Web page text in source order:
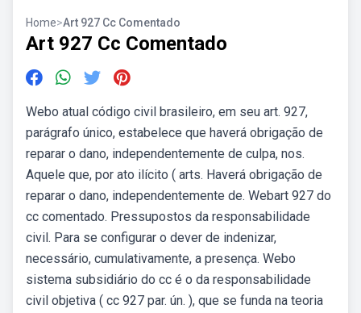
Home>Art 927 Cc Comentado
Art 927 Cc Comentado
Webo atual código civil brasileiro, em seu art. 927,
parágrafo único, estabelece que haverá obrigação de
reparar o dano, independentemente de culpa, nos.
Aquele que, por ato ilícito ( arts. Haverá obrigação de
reparar o dano, independentemente de. Webart 927 do
cc comentado. Pressupostos da responsabilidade
civil. Para se configurar o dever de indenizar,
necessário, cumulativamente, a presença. Webo
sistema subsidiário do cc é o da responsabilidade
civil objetiva ( cc 927 par. ún. ), que se funda na teoria